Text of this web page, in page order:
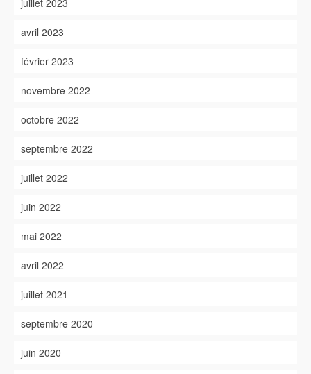
juillet 2023
avril 2023
février 2023
novembre 2022
octobre 2022
septembre 2022
juillet 2022
juin 2022
mai 2022
avril 2022
juillet 2021
septembre 2020
juin 2020